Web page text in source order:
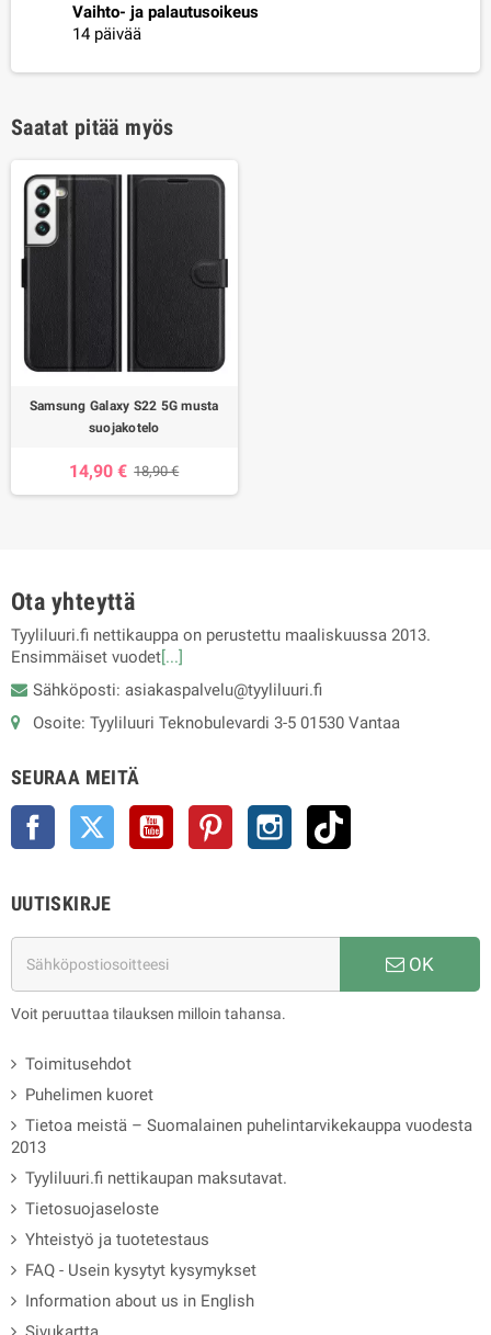
Vaihto- ja palautusoikeus
14 päivää
Saatat pitää myös
Samsung Galaxy S22 5G musta
suojakotelo
14,90 € 18,90 €
Ota yhteyttä
Tyyliluuri.fi nettikauppa on perustettu maaliskuussa 2013.
Ensimmäiset vuodet[...]
Sähköposti: asiakaspalvelu@tyyliluuri.fi
Osoite: Tyyliluuri Teknobulevardi 3-5 01530 Vantaa
SEURAA MEITÄ
Facebook Twitter YouTube Pinterest Instagram
UUTISKIRJE
OK
Voit peruuttaa tilauksen milloin tahansa.
Toimitusehdot
Puhelimen kuoret
Tietoa meistä – Suomalainen puhelintarvikekauppa vuodesta
2013
Tyyliluuri.fi nettikaupan maksutavat.
Tietosuojaseloste
Yhteistyö ja tuotetestaus
FAQ - Usein kysytyt kysymykset
Information about us in English